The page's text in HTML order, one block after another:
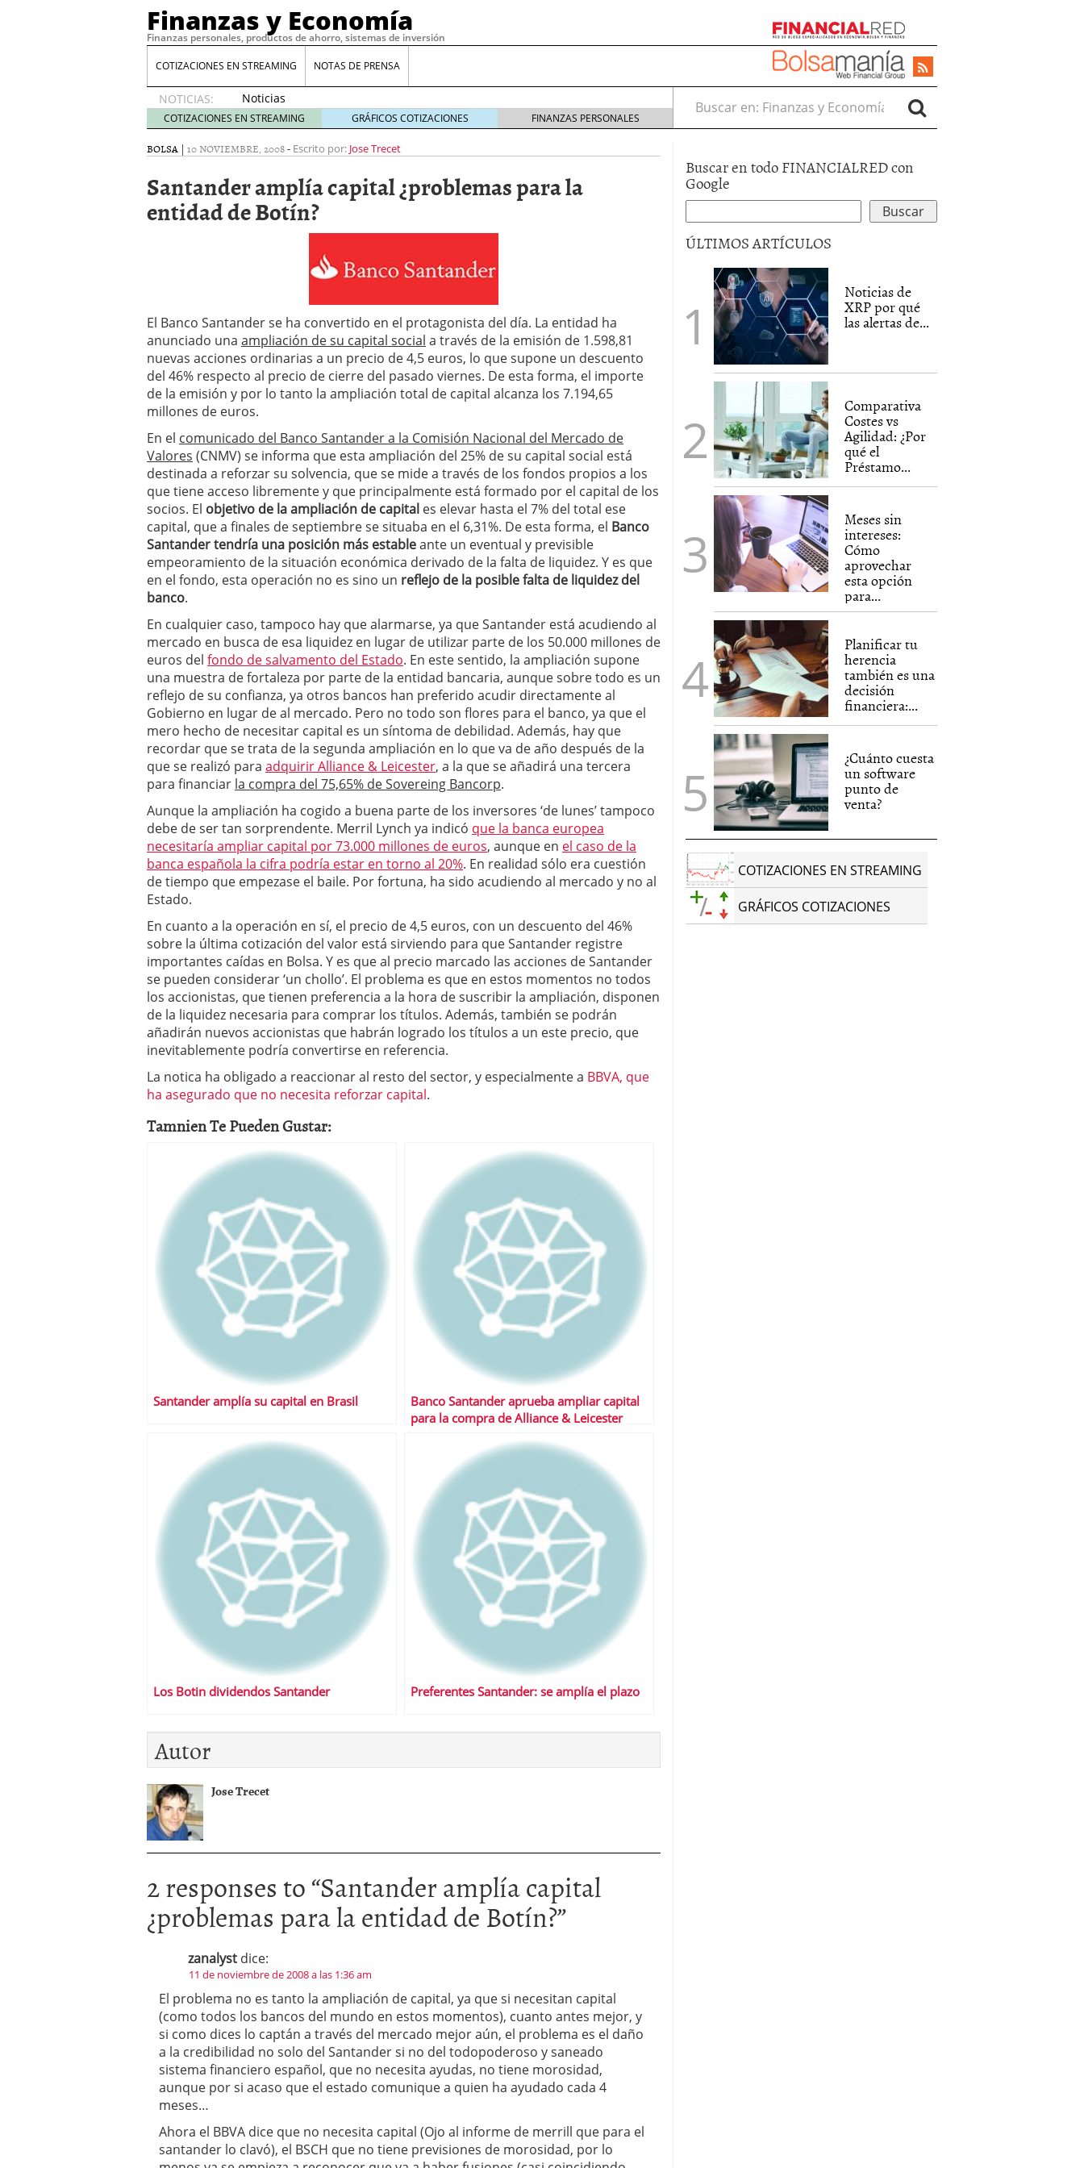
Finanzas y Economía
Finanzas personales, productos de ahorro, sistemas de inversión
COTIZACIONES EN STREAMING NOTAS DE PRENSA
NOTICIAS:
Noticias
de XRP
por qué
las
whales
suelen
acelera la rentabilidad? 12 de diciembre de 2025
Meses sin intereses: Cómo aprovechar esta opción para gestionar tus
compras 24 de noviembre de 2025
Planificar tu herencia también es una decisión financiera: cómo anticiparte
a los costes 21 de noviembre de 2025
¿Cuánto cuesta un software punto de venta? 3 de octubre de 2025
COTIZACIONES EN STREAMING GRÁFICOS COTIZACIONES FINANZAS PERSONALES
Buscar en:
BOLSA | 10 NOVIEMBRE, 2008- Escrito por: Jose Trecet
Santander amplía capital ¿problemas para la
entidad de Botín?
El Banco Santander se ha convertido en el protagonista del día. La entidad ha
anunciado una ampliación de su capital social a través de la emisión de 1.598,81
nuevas acciones ordinarias a un precio de 4,5 euros, lo que supone un descuento
del 46% respecto al precio de cierre del pasado viernes. De esta forma, el importe
de la emisión y por lo tanto la ampliación total de capital alcanza los 7.194,65
millones de euros.
En el comunicado del Banco Santander a la Comisión Nacional del Mercado de
Valores (CNMV) se informa que esta ampliación del 25% de su capital social está
destinada a reforzar su solvencia, que se mide a través de los fondos propios a los
que tiene acceso libremente y que principalmente está formado por el capital de los
socios. El objetivo de la ampliación de capital es elevar hasta el 7% del total ese
capital, que a finales de septiembre se situaba en el 6,31%. De esta forma, el Banco
Santander tendría una posición más estableante un eventual y previsible
empeoramiento de la situación económica derivado de la falta de liquidez. Y es que
en el fondo, esta operación no es sino un reflejo de la posible falta de liquidez del
banco.
En cualquier caso, tampoco hay que alarmarse, ya que Santander está acudiendo al
mercado en busca de esa liquidez en lugar de utilizar parte de los 50.000 millones de
euros del fondo de salvamento del Estado. En este sentido, la ampliación supone
una muestra de fortaleza por parte de la entidad bancaria, aunque sobre todo es un
reflejo de su confianza, ya otros bancos han preferido acudir directamente al
Gobierno en lugar de al mercado. Pero no todo son flores para el banco, ya que el
mero hecho de necesitar capital es un síntoma de debilidad. Además, hay que
recordar que se trata de la segunda ampliación en lo que va de año después de la
que se realizó para adquirir Alliance & Leicester, a la que se añadirá una tercera
para financiar la compra del 75,65% de Sovereing Bancorp.
Aunque la ampliación ha cogido a buena parte de los inversores ‘de lunes’ tampoco
debe de ser tan sorprendente. Merril Lynch ya indicó que la banca europea
necesitaría ampliar capital por 73.000 millones de euros, aunque en el caso de la
banca española la cifra podría estar en torno al 20%. En realidad sólo era cuestión
de tiempo que empezase el baile. Por fortuna, ha sido acudiendo al mercado y no al
Estado.
En cuanto a la operación en sí, el precio de 4,5 euros, con un descuento del 46%
sobre la última cotización del valor está sirviendo para que Santander registre
importantes caídas en Bolsa. Y es que al precio marcado las acciones de Santander
se pueden considerar ‘un chollo’. El problema es que en estos momentos no todos
los accionistas, que tienen preferencia a la hora de suscribir la ampliación, disponen
de la liquidez necesaria para comprar los títulos. Además, también se podrán
añadirán nuevos accionistas que habrán logrado los títulos a un este precio, que
inevitablemente podría convertirse en referencia.
La notica ha obligado a reaccionar al resto del sector, y especialmente a BBVA, que
ha asegurado que no necesita reforzar capital.
Tamnien Te Pueden Gustar:
Santander amplía su capital en Brasil
Banco Santander aprueba ampliar capital
para la compra de Alliance & Leicester
Los Botin dividendos Santander Preferentes Santander: se amplía el plazo
Autor
Jose Trecet
2 responses to “Santander amplía capital
¿problemas para la entidad de Botín?”
zanalyst dice:
11 de noviembre de 2008 a las 1:36 am
El problema no es tanto la ampliación de capital, ya que si necesitan capital
(como todos los bancos del mundo en estos momentos), cuanto antes mejor, y
si como dices lo captán a través del mercado mejor aún, el problema es el daño
a la credibilidad no solo del Santander si no del todopoderoso y saneado
sistema financiero español, que no necesita ayudas, no tiene morosidad,
aunque por si acaso que el estado comunique a quien ha ayudado cada 4
meses…
Ahora el BBVA dice que no necesita capital (Ojo al informe de merrill que para el
santander lo clavó), el BSCH que no tiene previsiones de morosidad, por lo
Buscar en todo FINANCIALRED con
Google
ÚLTIMOS ARTÍCULOS
Noticias de
XRP por qué
las alertas de...
Comparativa
Costes vs
Agilidad: ¿Por
qué el
Préstamo...
Meses sin
intereses:
Cómo
aprovechar
esta opción
para...
Planificar tu
herencia
también es una
decisión
financiera:...
¿Cuánto cuesta
un software
punto de
venta?
COTIZACIONES EN STREAMING
GRÁFICOS COTIZACIONES